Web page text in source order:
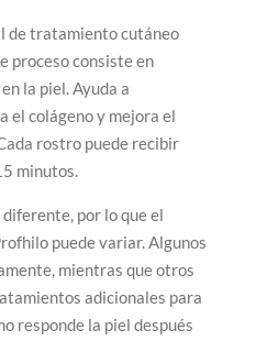
de tratamiento cutáneo
proceso consiste en
en la piel. Ayuda a
el colágeno y mejora el
rostro puede recibir
minutos.
por lo que el
puede variar. Algunos
mientras que otros
adicionales para
responde la piel después